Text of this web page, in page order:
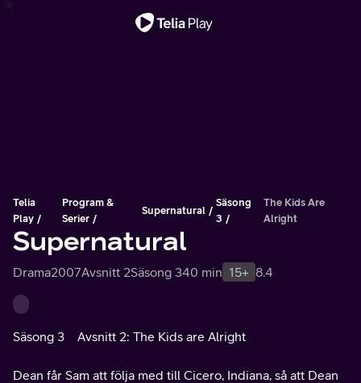
Telia
Play
Program &
Serier
Supernatural
Säsong
3
The Kids Are
Alright
Supernatural
Drama2007Avsnitt 2Säsong 340 min 15+ 8.4
Säsong 3 Avsnitt 2: The Kids are Alright
Dean får Sam att följa med till Cicero, Indiana, så att Dean